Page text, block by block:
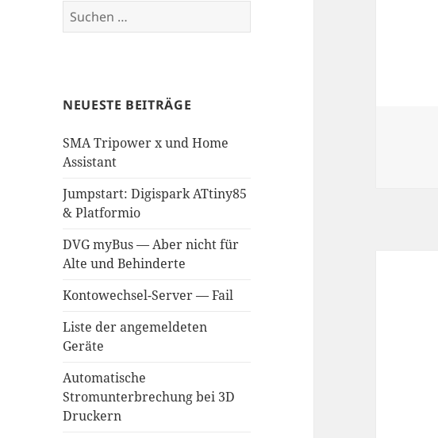
Suchen
nach:
NEUESTE BEITRÄGE
SMA Tripower x und Home
Assistant
Jumpstart: Digispark ATtiny85
& Platformio
DVG myBus — Aber nicht für
Alte und Behinderte
Kontowechsel-Server — Fail
Liste der angemeldeten
Geräte
Automatische
Stromunterbrechung bei 3D
Druckern